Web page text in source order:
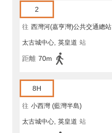
2
往 西灣河(嘉亨灣)公共交通總站
太古城中心, 英皇道 站
距離 70m
8H
往 小西灣 (藍灣半島)
太古城中心, 英皇道 站